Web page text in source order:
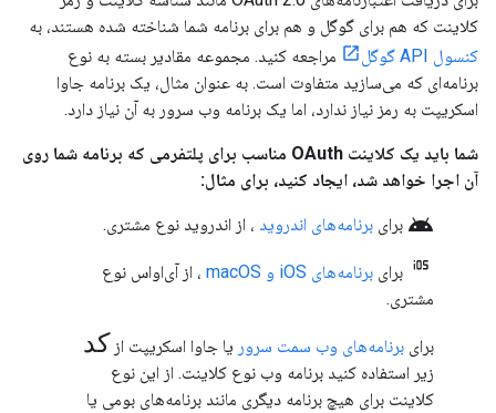
کلاینت که هم برای گوگل و هم برای برنامه شما شناخته شده هستند، به
کنسول API گوگل
مراجعه کنید. مجموعه مقادیر بسته به نوع
برنامه‌ای که می‌سازید متفاوت است. به عنوان مثال، یک برنامه جاوا
اسکریپت به رمز نیاز ندارد، اما یک برنامه وب سرور به آن نیاز دارد.
شما باید یک کلاینت OAuth مناسب برای پلتفرمی که برنامه شما روی
آن اجرا خواهد شد، ایجاد کنید، برای مثال:
android برای برنامه‌های اندروید ، از اندروید نوع مشتری.
برای برنامه‌های iOS و macOS ، از آی‌او‌اس نوع
مشتری.
برای برنامه‌های وب سمت سرور یا جاوا اسکریپت از کد
زیر استفاده کنید برنامه وب نوع کلاینت. از این نوع
کلاینت برای هیچ برنامه دیگری مانند برنامه‌های بومی یا